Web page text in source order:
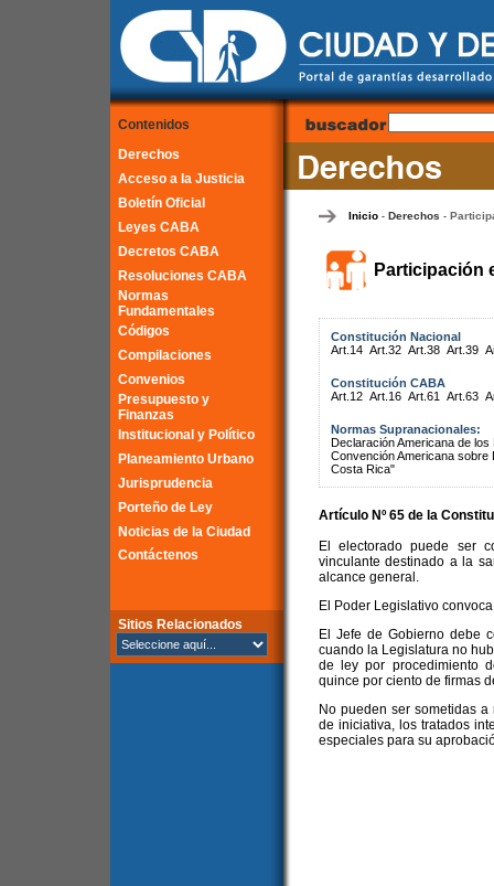
Contenidos
Derechos
Acceso a la Justicia
Boletín Oficial
Leyes CABA
Decretos CABA
Resoluciones CABA
Normas
Fundamentales
Códigos
Compilaciones
Convenios
Presupuesto y
Finanzas
Institucional y Político
Planeamiento Urbano
Jurisprudencia
Porteño de Ley
Noticias de la Ciudad
Contáctenos
Sitios Relacionados
Inicio- Derechos -
Participación
Constitución Nacional
Art.14 Art.32 Art.38 Art.39
Constitución CABA
Art.12 Art.16 Art.61 Art.63
Normas Supranacionales:
Declaración Americana de
Convención Americana
Costa Rica"
Artículo Nº 65 de la
El electorado puede ser
vinculante destinado a la
alcance general.
El Poder Legislativo
El Jefe de Gobierno debe
cuando la Legislatura no
de ley por procedimiento
quince por ciento de firmas
No pueden ser sometidas
de iniciativa, los tratados
especiales para su